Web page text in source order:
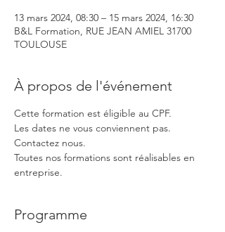
13 mars 2024, 08:30 – 15 mars 2024, 16:30
B&L Formation, RUE JEAN AMIEL 31700
TOULOUSE
À propos de l'événement
Cette formation est éligible au CPF.
Les dates ne vous conviennent pas.
Contactez nous.
Toutes nos formations sont réalisables en
entreprise.
Programme